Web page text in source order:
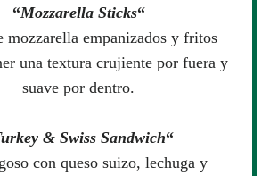
“Mozzarella Sticks“
mozzarella empanizados y fritos
una textura crujiente por fuera y
suave por dentro.
& Swiss Sandwich“
con queso suizo, lechuga y